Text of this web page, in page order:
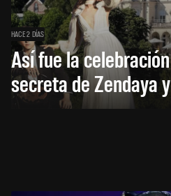
HACE 2 DÍAS
Así fue la
secreta de Zendaya